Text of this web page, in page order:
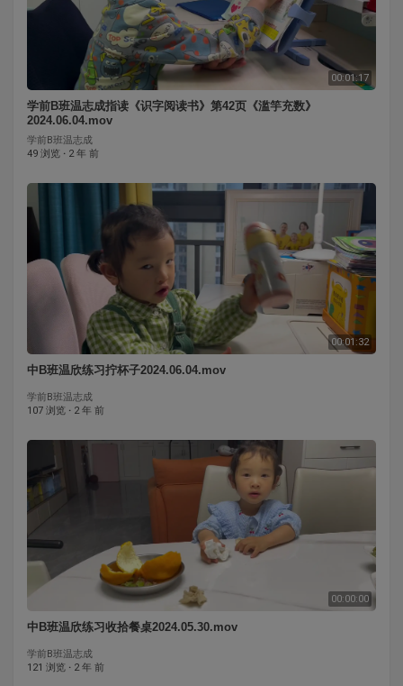
00:01:17
学前B班温志成⁣指读《识字阅读书》第42页《滥竽充数》
2024.06.04.mov
学前B班温志成
49 浏览 · 2 年 前
00:01:32
中B班温欣练习拧杯子2024.06.04.mov
学前B班温志成
107 浏览 · 2 年 前
00:00:00
中B班温欣练习收拾餐桌2024.05.30.mov
学前B班温志成
121 浏览 · 2 年 前